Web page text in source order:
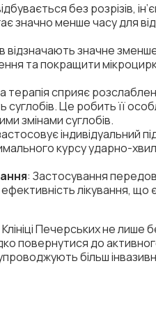
без розрізів,
значно менше часу для
відзначають значне
та покращити
терапія сприяє
суглобів. Це робить її
змінами суглобів.
індивідуальний
курсу ударно-
: Застосування
лікування,
Печерських не
повернутися до
більш